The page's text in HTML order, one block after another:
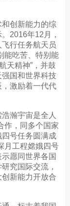
创新能力的综
2016年12月，
行任务航天员
能吃苦、特别能
天精神”，并鼓
国和世界科技
激励着一代代
瀚宇宙是全人
作，同多个国家
号任务圆满成
月工程嫦娥四号
愿同世界各国
究国际交流，
新能力开放合